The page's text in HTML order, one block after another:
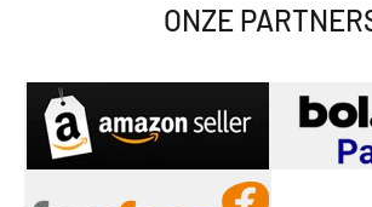
ONZE